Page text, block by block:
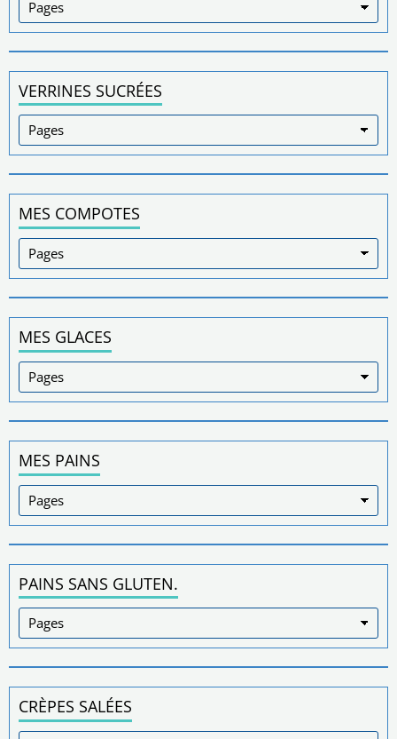
VERRINES SUCRÉES
MES COMPOTES
MES GLACES
MES PAINS
PAINS SANS GLUTEN.
CRÈPES SALÉES